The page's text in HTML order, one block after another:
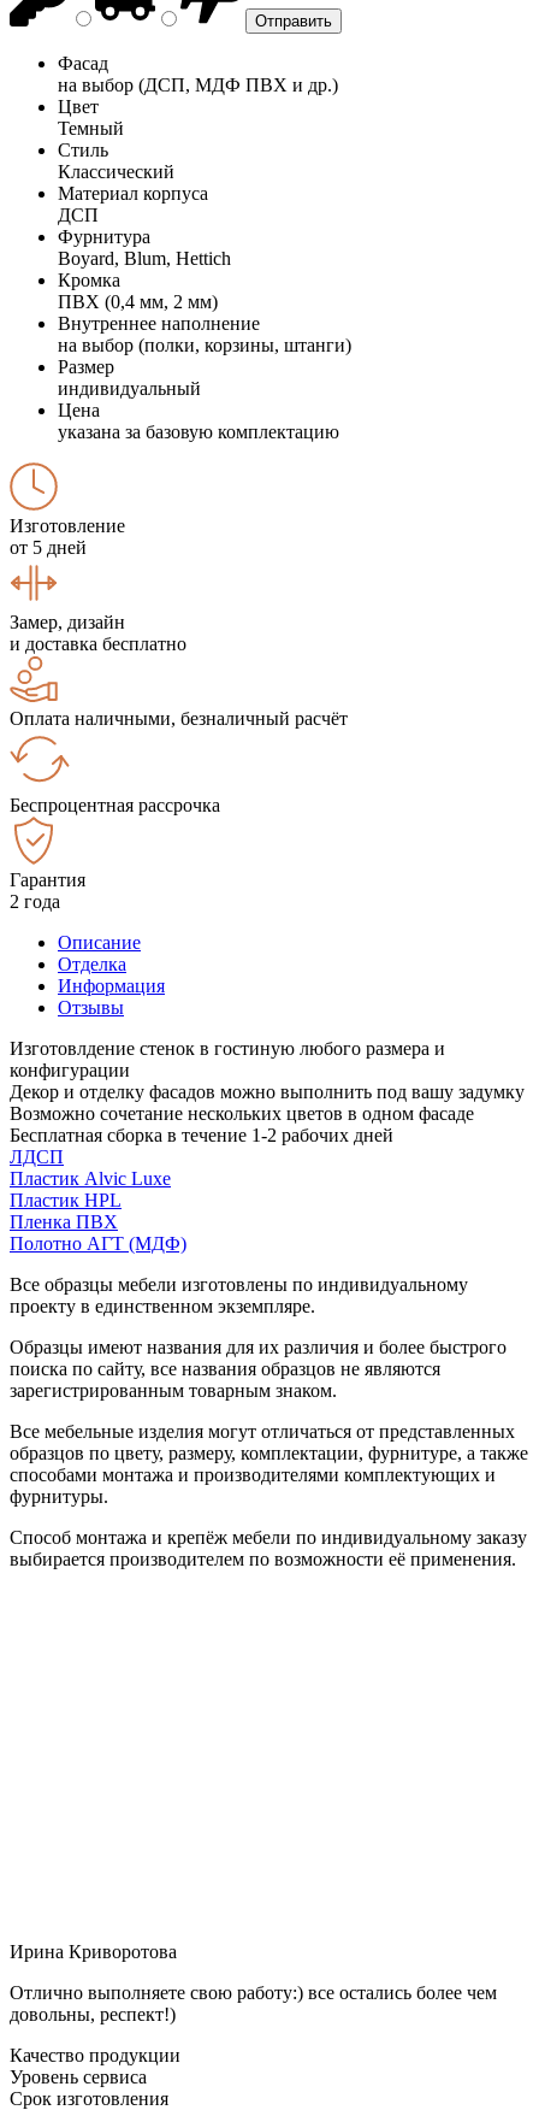
Фасад
на выбор (ДСП, МДФ ПВХ и др.)
Цвет
Темный
Стиль
Классический
Материал корпуса
ДСП
Фурнитура
Boyard, Blum, Hettich
Кромка
ПВХ (0,4 мм, 2 мм)
Внутреннее наполнение
на выбор (полки, корзины, штанги)
Размер
индивидуальный
Цена
указана за базовую комплектацию
Изготовление
от 5 дней
Замер, дизайн
и доставка бесплатно
Оплата наличными, безналичный расчёт
Беспроцентная рассрочка
Гарантия
2 года
Описание
Отделка
Информация
Отзывы
Изготовлдение стенок в гостиную любого размера и
конфигурации
Декор и отделку фасадов можно выполнить под вашу задумку
Возможно сочетание нескольких цветов в одном фасаде
Бесплатная сборка в течение 1-2 рабочих дней
ЛДСП
Пластик Alvic Luxe
Пластик HPL
Пленка ПВХ
Полотно АГТ (МДФ)
Все образцы мебели изготовлены по индивидуальному
проекту в единственном экземпляре.
Образцы имеют названия для их различия и более быстрого
поиска по сайту, все названия образцов не являются
зарегистрированным товарным знаком.
Все мебельные изделия могут отличаться от представленных
образцов по цвету, размеру, комплектации, фурнитуре, а также
способами монтажа и производителями комплектующих и
фурнитуры.
Способ монтажа и крепёж мебели по индивидуальному заказу
выбирается производителем по возможности её применения.
Ирина Криворотова
Отлично выполняете свою работу:) все остались более чем
довольны, респект!)
Качество продукции
Уровень сервиса
Срок изготовления